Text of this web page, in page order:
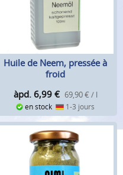
Huile de Neem, pressée à
froid
àpd. 6,99 € 69,90 € / l
en stock 1-3 jours